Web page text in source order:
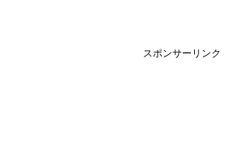
スポンサーリンク